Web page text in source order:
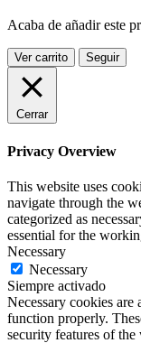
Acaba de añadir este
Ver carrito Seguir
Cerrar
Privacy Overview
This website uses
navigate through the
categorized as
essential for the
Necessary
Necessary
Siempre activado
Necessary cookies are
function properly.
security features of